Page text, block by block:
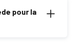
cas d’incident.
pour la